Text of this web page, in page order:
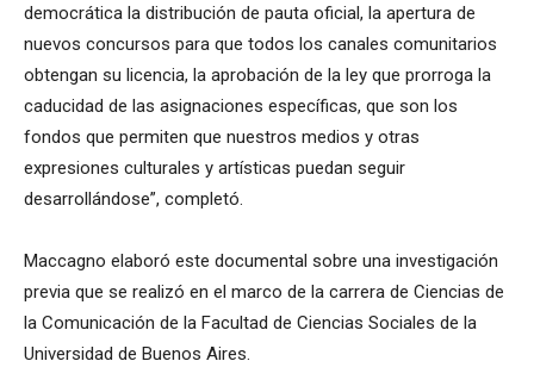
democrática la distribución de pauta oficial, la apertura de
nuevos concursos para que todos los canales comunitarios
obtengan su licencia, la aprobación de la ley que prorroga la
caducidad de las asignaciones específicas, que son los
fondos que permiten que nuestros medios y otras
expresiones culturales y artísticas puedan seguir
desarrollándose”, completó.
Maccagno elaboró este documental sobre una investigación
previa que se realizó en el marco de la carrera de Ciencias de
la Comunicación de la Facultad de Ciencias Sociales de la
Universidad de Buenos Aires.